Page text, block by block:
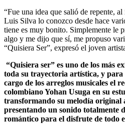
“Fue una idea que salió de repente,
Luis Silva lo conozco desde hace
tiene es muy bonito. Simplemente le
algo y me dijo que sí, me propuso
“Quisiera Ser”, expresó el joven
“Quisiera ser” es uno de los más
toda su trayectoria artística, y para
cargo de los arreglos musicales el
colombiano Yohan Usuga en su
transformando su melodía original
presentando un sonido totalmente
romántico para el disfrute de todo